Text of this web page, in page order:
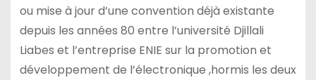
ou mise à jour d’une convention déjà existante
depuis les années 80 entre l’université Djillali
Liabes et l’entreprise ENIE sur la promotion et
développement de l’électronique ,hormis les deux